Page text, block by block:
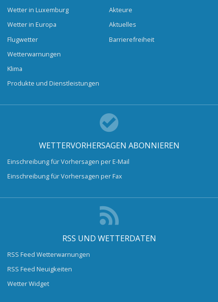
Wetter in Luxemburg
Wetter in Europa
Flugwetter
Wetterwarnungen
Klima
Produkte und Dienstleistungen
Akteure
Aktuelles
Barrierefreiheit
WETTERVORHERSAGEN ABONNIEREN
Einschreibung für Vorhersagen per E-Mail
Einschreibung für Vorhersagen per Fax
RSS UND WETTERDATEN
RSS Feed Wetterwarnungen
RSS Feed Neuigkeiten
Wetter Widget